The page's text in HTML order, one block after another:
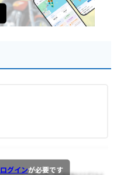
ログインが必要です